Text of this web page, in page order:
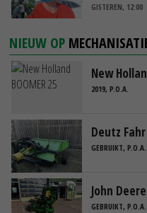
GISTEREN, 12:00
NIEUW OP
New
2019, P.O.A.
Deutz
GEBRUIKT, P.O.A.
John
GEBRUIKT, P.O.A.